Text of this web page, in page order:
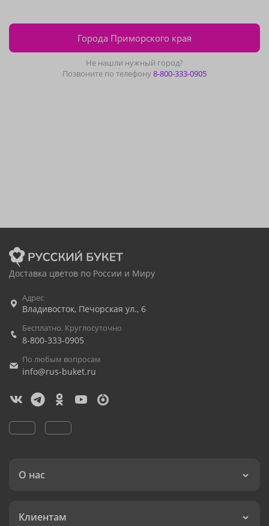
Города Приморского края
Не нашли нужный город?
Позвоните по телефону8-800-333-0905
Доставка цветов по России и Миру
Адрес
Владивосток, Печорская ул., 6
Бесплатно. Круглосуточно
8-800-333-0905
По любым вопросам
info@rus-buket.ru
О нас
Клиентам